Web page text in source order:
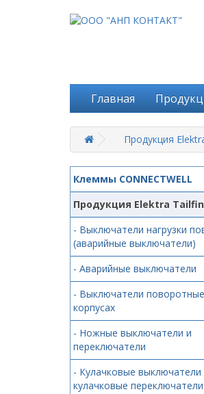
Главная
Продукция
Клеммы CONNECTWELL
Продукция Elektra
- Выключатели нагрузки
(аварийные выключатели)
- Аварийные выключатели
- Выключатели
корпусах
- Ножные выключатели и
переключатели
- Кулачковые выключатели
кулачковые переключатели